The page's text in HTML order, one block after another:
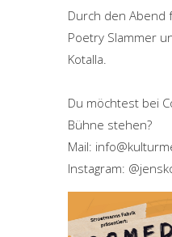
Durch den Abend
Poetry Slammer
Kotalla.
Du möchtest bei
Bühne stehen?
Mail:
Instagram: